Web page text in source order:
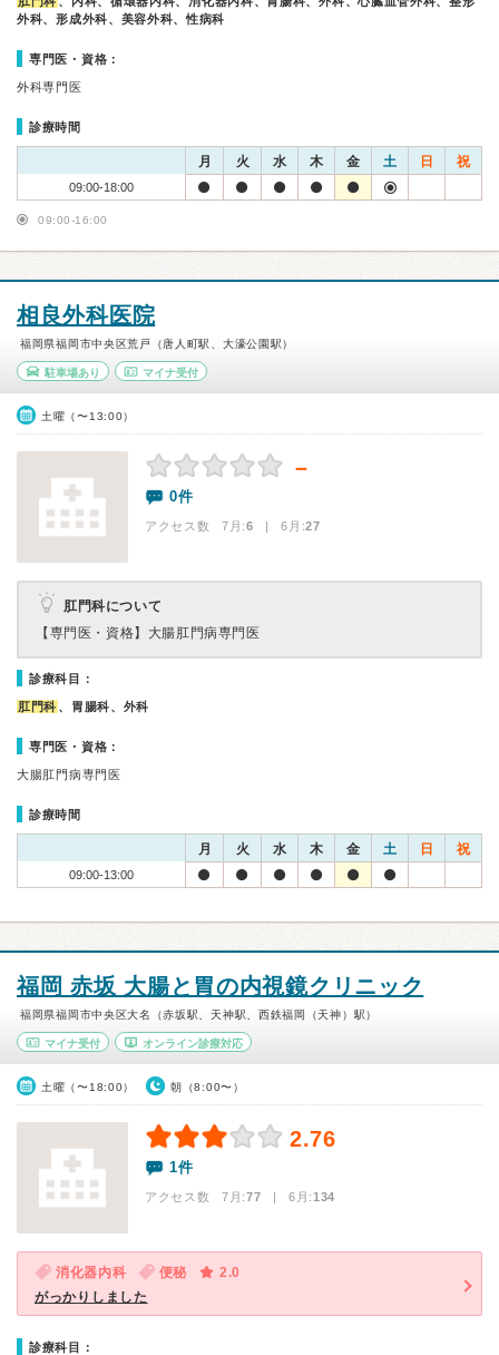
外科、形成外科、美容外科、性病科
専門医・資格：
外科専門医
診療時間
月 火 水 木 金 土 日 祝
09:00-18:00
09:00-16:00
相良外科医院
福岡県福岡市中央区荒戸（唐人町駅、大濠公園駅）
駐車場あり マイナ受付
土曜（〜13:00）
－
0件
アクセス数 7月:6 | 6月:27
肛門科について
【専門医・資格】 大腸肛門病専門医
診療科目：
肛門科 、胃腸科、外科
専門医・資格：
大腸肛門病専門医
診療時間
月 火 水 木 金 土 日 祝
09:00-13:00
福岡 赤坂 大腸と胃の内視鏡クリニック
福岡県福岡市中央区大名（赤坂駅、天神駅、西鉄福岡（天神）駅）
マイナ受付 オンライン診療対応
土曜（〜18:00） 朝（8:00〜）
2.76
1件
アクセス数 7月:77 | 6月:134
消化器内科 便秘
2.0
がっかりしました
診療科目：